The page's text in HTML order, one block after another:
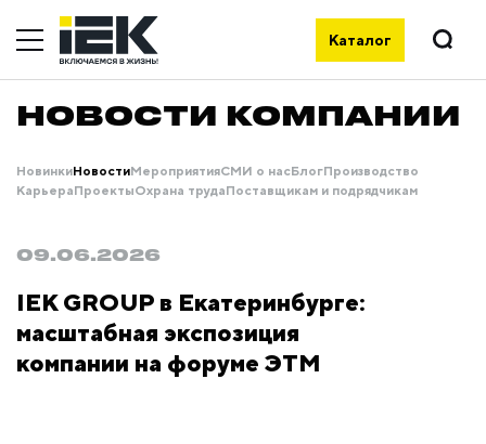
Каталог
НОВОСТИ КОМПАНИИ
НовинкиНовостиМероприятияСМИ о насБлогПроизводство
КарьераПроектыОхрана трудаПоставщикам и подрядчикам
09.06.2026
IEK GROUP в Екатеринбурге:
масштабная экспозиция
компании на форуме ЭТМ